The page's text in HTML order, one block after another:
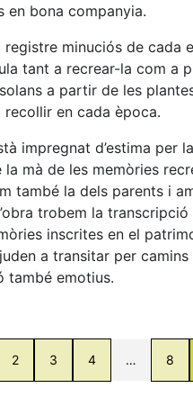
en bona companyia.
registre minuciós de cada
tant a recrear-la com a
a partir de les
recollir en cada època.
impregnat d’estima per
la mà de les memòries
també la dels parents i
trobem la
inscrites en el
a transitar per
també emotius.
2 3 4 … 8